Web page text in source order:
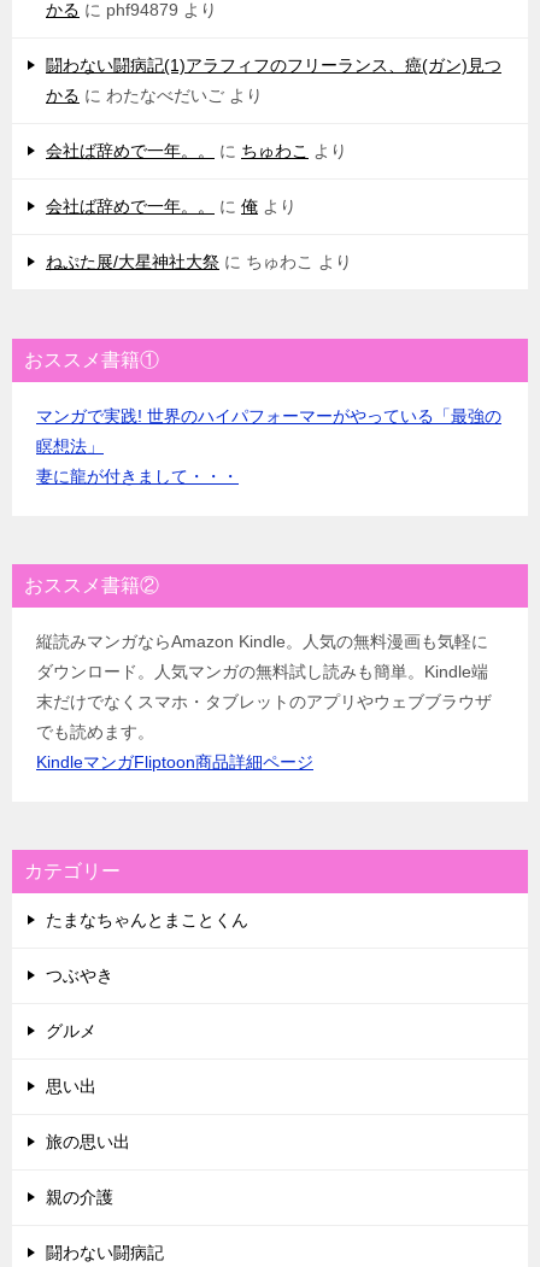
かる に phf94879 より
闘わない闘病記(1)アラフィフのフリーランス、癌(ガン)見つ
かる に わたなべだいご より
会社ば辞めで一年。。 に ちゅわこ より
会社ば辞めで一年。。 に 俺 より
ねぷた展/大星神社大祭 に ちゅわこ より
おススメ書籍①
マンガで実践! 世界のハイパフォーマーがやっている「最強の
瞑想法」
妻に龍が付きまして・・・
おススメ書籍②
縦読みマンガならAmazon Kindle。人気の無料漫画も気軽に
ダウンロード。人気マンガの無料試し読みも簡単。Kindle端
末だけでなくスマホ・タブレットのアプリやウェブブラウザ
でも読めます。
KindleマンガFliptoon商品詳細ページ
カテゴリー
たまなちゃんとまことくん
つぶやき
グルメ
思い出
旅の思い出
親の介護
闘わない闘病記